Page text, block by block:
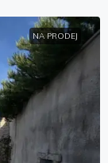
NA PRODEJ